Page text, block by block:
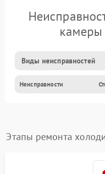
Виды неисправностей
Неисправности
Этапы ремонта